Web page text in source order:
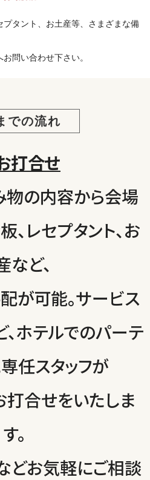
タント、お土産等、さまざまな備
問い合わせ下さい。
での流れ
打合せ
の内容から会場
、レセプタント、お
など、
が可能。サービス
、ホテルでのパーテ
任スタッフが
打合せをいたしま
す。
どお気軽にご相談